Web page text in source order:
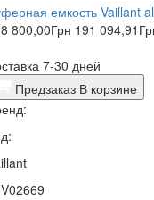
емкость Vaillant
800,00Грн 191 094,91
7-30 дней
Предзаказ В корзине